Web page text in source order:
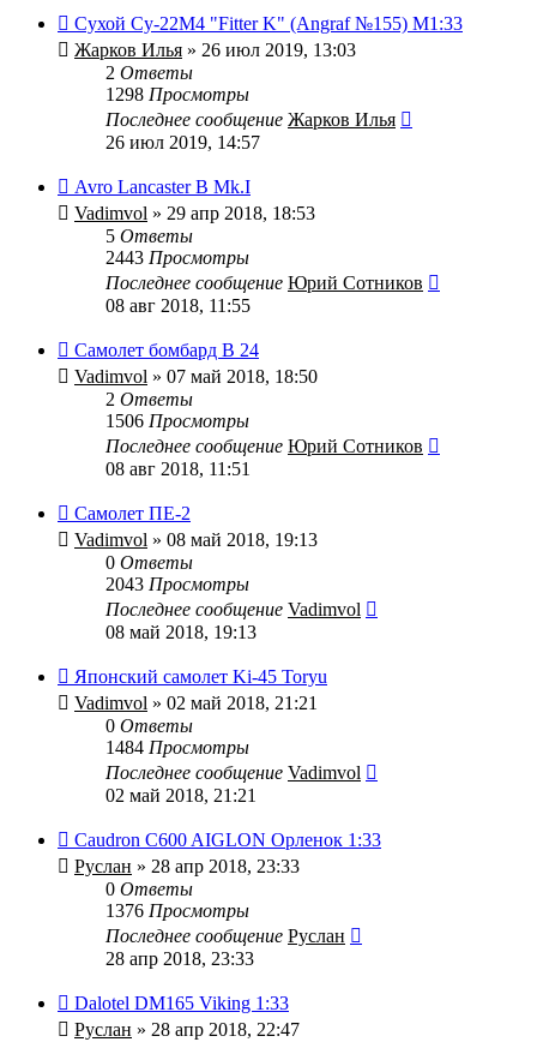
Сухой Су-22М4 "Fitter K" (Angraf №155) M1:33
Жарков Илья » 26 июл 2019, 13:03
2 Ответы
1298 Просмотры
Последнее сообщение Жарков Илья
26 июл 2019, 14:57
Avro Lancaster B Mk.I
Vadimvol » 29 апр 2018, 18:53
5 Ответы
2443 Просмотры
Последнее сообщение Юрий Сотников
08 авг 2018, 11:55
Самолет бомбард В 24
Vadimvol » 07 май 2018, 18:50
2 Ответы
1506 Просмотры
Последнее сообщение Юрий Сотников
08 авг 2018, 11:51
Самолет ПЕ-2
Vadimvol » 08 май 2018, 19:13
0 Ответы
2043 Просмотры
Последнее сообщение Vadimvol
08 май 2018, 19:13
Японский самолет Ki-45 Toryu
Vadimvol » 02 май 2018, 21:21
0 Ответы
1484 Просмотры
Последнее сообщение Vadimvol
02 май 2018, 21:21
Caudron C600 AIGLON Орленок 1:33
Руслан » 28 апр 2018, 23:33
0 Ответы
1376 Просмотры
Последнее сообщение Руслан
28 апр 2018, 23:33
Dalotel DM165 Viking 1:33
Руслан » 28 апр 2018, 22:47